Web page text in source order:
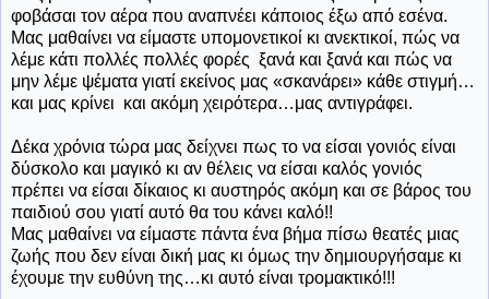
φοβάσαι τον αέρα που αναπνέει κάποιος έξω από εσένα.
Μας μαθαίνει να είμαστε υπομονετικοί κι ανεκτικοί, πώς να
λέμε κάτι πολλές πολλές φορές ξανά και ξανά και πώς να
μην λέμε ψέματα γιατί εκείνος μας «σκανάρει» κάθε στιγμή…
και μας κρίνει και ακόμη χειρότερα…μας αντιγράφει.
Δέκα χρόνια τώρα μας δείχνει πως το να είσαι γονιός είναι
δύσκολο και μαγικό κι αν θέλεις να είσαι καλός γονιός
πρέπει να είσαι δίκαιος κι αυστηρός ακόμη και σε βάρος του
παιδιού σου γιατί αυτό θα του κάνει καλό!!
Μας μαθαίνει να είμαστε πάντα ένα βήμα πίσω θεατές μιας
ζωής που δεν είναι δική μας κι όμως την δημιουργήσαμε κι
έχουμε την ευθύνη της…κι αυτό είναι τρομακτικό!!!